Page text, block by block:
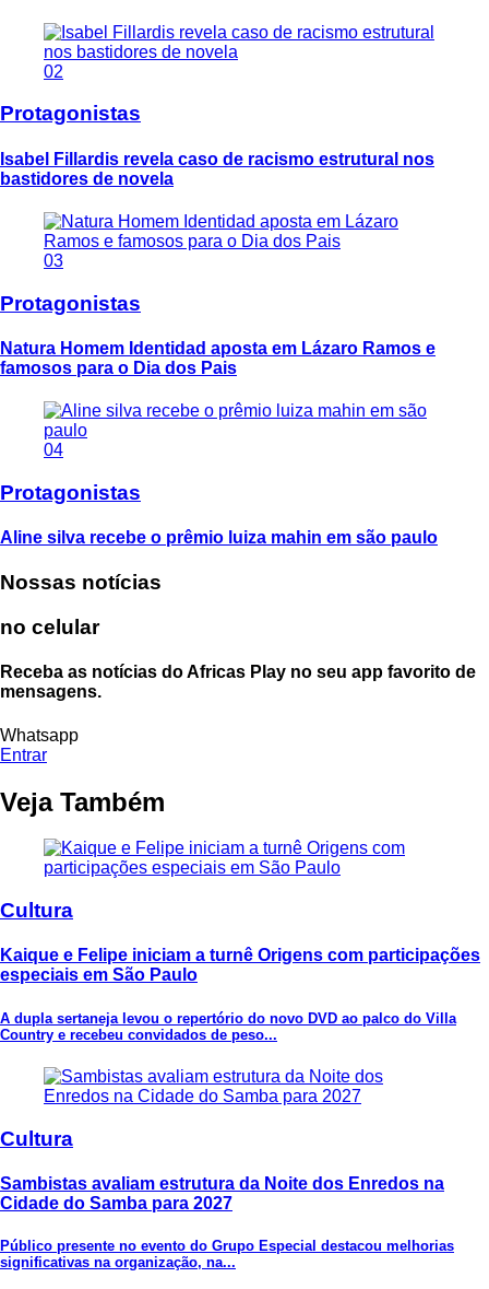
02
Protagonistas
Isabel Fillardis revela caso de racismo estrutural nos
bastidores de novela
03
Protagonistas
Natura Homem Identidad aposta em Lázaro Ramos e
famosos para o Dia dos Pais
04
Protagonistas
Aline silva recebe o prêmio luiza mahin em são paulo
Nossas notícias
no celular
Receba as notícias do Africas Play no seu app favorito de
mensagens.
Whatsapp
Entrar
Veja Também
Cultura
Kaique e Felipe iniciam a turnê Origens com participações
especiais em São Paulo
A dupla sertaneja levou o repertório do novo DVD ao palco do Villa
Country e recebeu convidados de peso...
Cultura
Sambistas avaliam estrutura da Noite dos Enredos na
Cidade do Samba para 2027
Público presente no evento do Grupo Especial destacou melhorias
significativas na organização, na...